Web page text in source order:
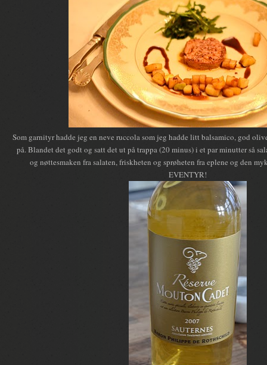
Som garnityr hadde jeg en neve ruccola som jeg hadde litt balsamico, god
på. Blandet det godt og satt det ut på trappa (20 minus) i et par minutter så
og nøttesmaken fra salaten, friskheten og sprøheten fra eplene og den
EVENTYR!